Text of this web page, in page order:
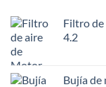
Filtro de
4.2
Bujía de